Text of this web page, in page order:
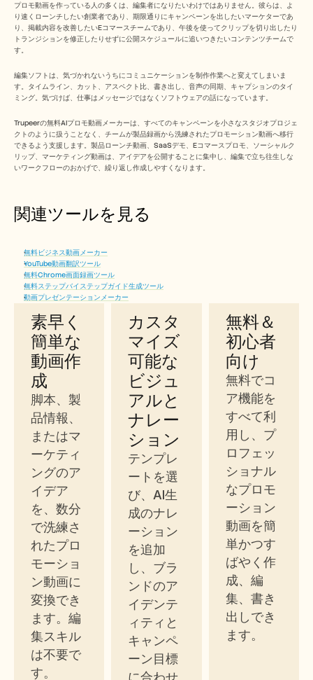
プロモ動画を作っている人の多くは、編集者になりたいわけではありません。彼らは、よ
り速くローンチしたい創業者であり、期限通りにキャンペーンを出したいマーケターであ
り、掲載内容を改善したいEコマースチームであり、午後を使ってクリップを切り出したり
トランジションを修正したりせずに公開スケジュールに追いつきたいコンテンツチームで
す。
編集ソフトは、気づかれないうちにコミュニケーションを制作作業へと変えてしまいま
す。タイムライン、カット、アスペクト比、書き出し、音声の同期、キャプションのタイ
ミング。気づけば、仕事はメッセージではなくソフトウェアの話になっています。
Trupeerの無料AIプロモ動画メーカーは、すべてのキャンペーンを小さなスタジオプロジェ
クトのように扱うことなく、チームが製品録画から洗練されたプロモーション動画へ移行
できるよう支援します。製品ローンチ動画、SaaSデモ、Eコマースプロモ、ソーシャルク
リップ、マーケティング動画は、アイデアを公開することに集中し、編集で立ち往生しな
いワークフローのおかげで、繰り返し作成しやすくなります。
関連ツールを見る
無料ビジネス動画メーカー
YouTube動画翻訳ツール
無料Chrome画面録画ツール
無料ステップバイステップガイド生成ツール
動画プレゼンテーションメーカー
Trupeerの無料AIプロモ動画作成ツ
ールを使うメリット
素早く
簡単な
動画作
成
脚本、製
品情報、
またはマ
ーケティ
ングのア
イデア
を、数分
で洗練さ
れたプロ
モーショ
ン動画に
変換でき
ます。編
集スキル
は不要で
す。
カスタ
マイズ
可能な
ビジュ
アルと
ナレー
ション
テンプレ
ートを選
び、AI生
成のナレ
ーション
を追加
し、ブラ
ンドのア
イデンテ
ィティと
キャンペ
ーン目標
に合わせ
無料＆
初心者
向け
無料でコ
ア機能を
すべて利
用し、プ
ロフェッ
ショナル
なプロモ
ーション
動画を簡
単かつす
ばやく作
成、編
集、書き
出しでき
ます。